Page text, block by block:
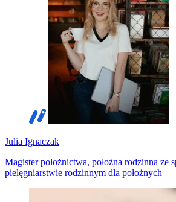
Julia Ignaczak
Magister położnictwa, położna rodzinna ze
pielęgniarstwie rodzinnym dla położnych